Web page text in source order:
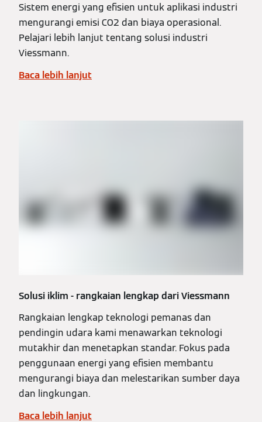
Sistem energi yang efisien untuk aplikasi industri
mengurangi emisi CO2 dan biaya operasional.
Pelajari lebih lanjut tentang solusi industri
Viessmann.
Baca lebih lanjut
Solusi iklim - rangkaian lengkap dari Viessmann
Rangkaian lengkap teknologi pemanas dan
pendingin udara kami menawarkan teknologi
mutakhir dan menetapkan standar. Fokus pada
penggunaan energi yang efisien membantu
mengurangi biaya dan melestarikan sumber daya
dan lingkungan.
Baca lebih lanjut